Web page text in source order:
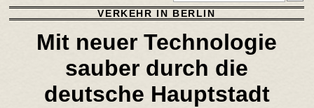
VERKEHR IN BERLIN
Mit neuer Technologie
sauber durch die
deutsche Hauptstadt